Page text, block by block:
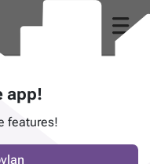
app!
features!